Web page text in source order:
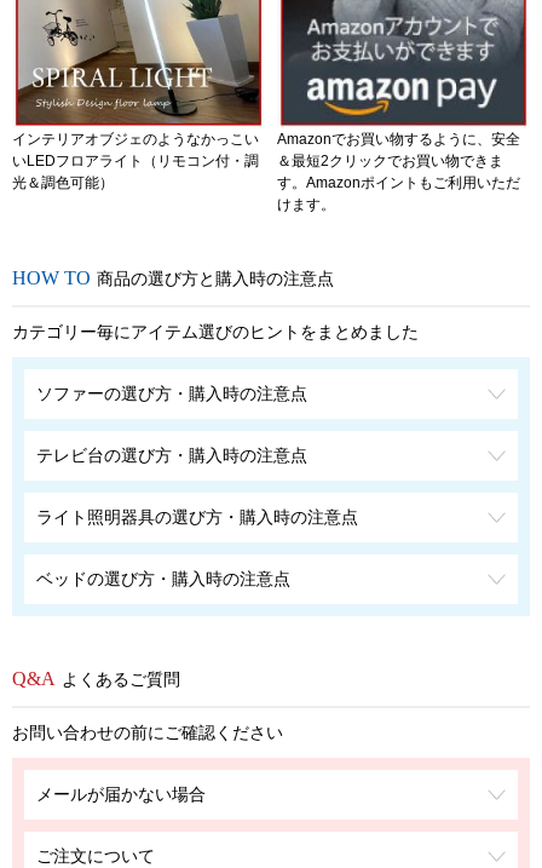
インテリアオブジェのようなかっこい
いLEDフロアライト（リモコン付・調
光＆調色可能）
Amazonでお買い物するように、安全
＆最短2クリックでお買い物できま
す。Amazonポイントもご利用いただ
けます。
商品の選び方と購入時の注意点
カテゴリー毎にアイテム選びのヒントをまとめました
ソファーの選び方・購入時の注意点
テレビ台の選び方・購入時の注意点
ライト照明器具の選び方・購入時の注意点
ベッドの選び方・購入時の注意点
よくあるご質問
お問い合わせの前にご確認ください
メールが届かない場合
ご注文について